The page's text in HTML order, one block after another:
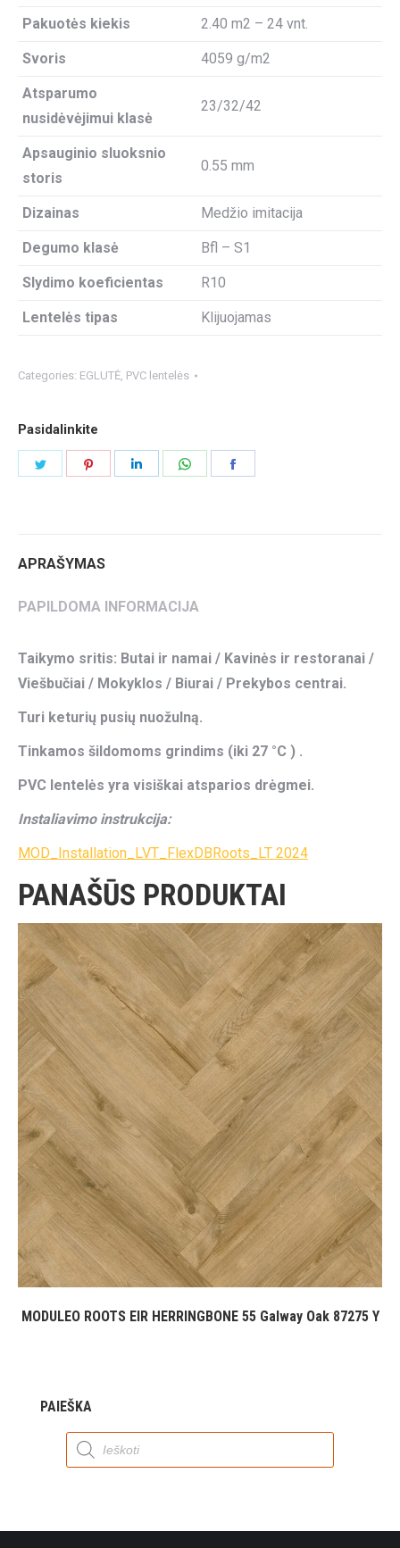
Pakuotės kiekis 2.40 m2 – 24 vnt.
Svoris 4059 g/m2
Atsparumo
nusidėvėjimui klasė
23/32/42
Apsauginio sluoksnio
storis
0.55 mm
Dizainas Medžio imitacija
Degumo klasė Bfl – S1
Slydimo koeficientas R10
Lentelės tipas Klijuojamas
Categories: EGLUTĖ, PVC lentelės
Pasidalinkite
APRAŠYMAS
PAPILDOMA INFORMACIJA
Taikymo sritis: Butai ir namai / Kavinės ir restoranai /
Viešbučiai / Mokyklos / Biurai / Prekybos centrai.
Turi keturių pusių nuožulną.
Tinkamos šildomoms grindims (iki 27 °C ) .
PVC lentelės yra visiškai atsparios drėgmei.
Instaliavimo instrukcija:
MOD_Installation_LVT_FlexDBRoots_LT 2024
PANAŠŪS PRODUKTAI
MODULEO ROOTS EIR HERRINGBONE 55 Galway Oak 87275 Y
PAIEŠKA
Products
search